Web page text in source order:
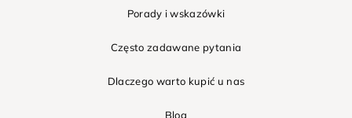
Porady i wskazówki
Często zadawane pytania
Dlaczego warto kupić u nas
Blog